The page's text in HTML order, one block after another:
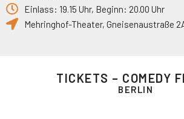
Einlass: 19.15 Uhr, Beginn: 20.00 Uhr
Mehringhof-Theater, Gneisenaustraße
TICKETS – COMEDY
BERLIN